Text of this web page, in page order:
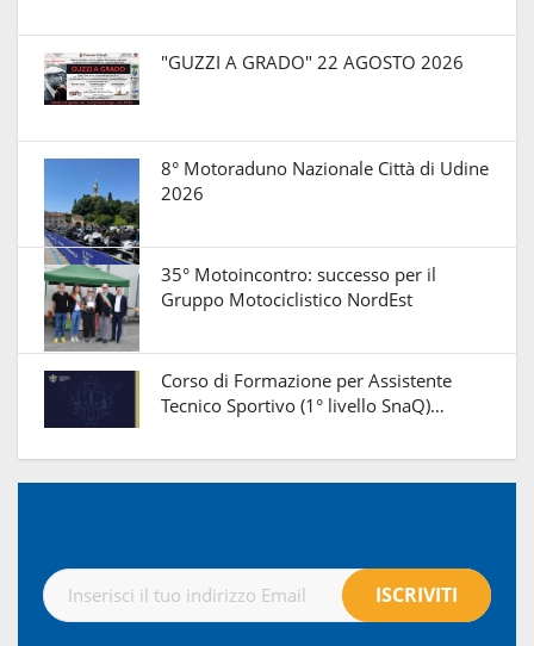
"GUZZI A GRADO" 22 AGOSTO 2026
8° Motoraduno Nazionale Città di Udine
2026
35° Motoincontro: successo per il
Gruppo Motociclistico NordEst
Corso di Formazione per Assistente
Tecnico Sportivo (1° livello SnaQ)…